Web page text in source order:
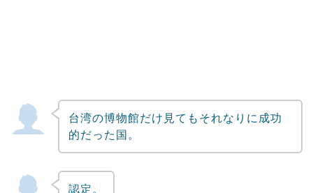
台湾の博物館だけ見てもそれなりに成功
的だった国。
認定。